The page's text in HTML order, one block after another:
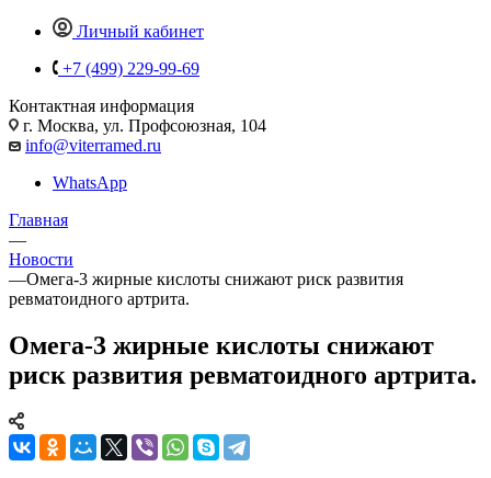
Личный кабинет
+7 (499) 229-99-69
Контактная информация
г. Москва, ул. Профсоюзная, 104
info@viterramed.ru
WhatsApp
Главная
—
Новости
—Омега-3 жирные кислоты снижают риск развития
ревматоидного артрита.
Омега-3 жирные кислоты снижают
риск развития ревматоидного артрита.